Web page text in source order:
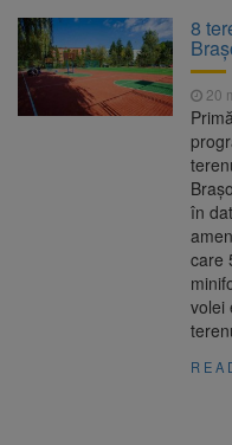
Piața Star din Brașov au
7 august 2026
Tâmpa intră în
milion de lei și termen
Unul
parcuri ale Brașovului
Bartolomeu-
Trafic
– Poiana Brașov după
persoane primesc îngrijiri
8
20
în
care
volei